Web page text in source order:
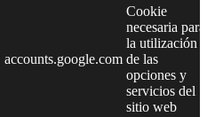
accounts.google.com
Cookie
necesaria para
la utilización
de las
opciones y
servicios del
sitio web